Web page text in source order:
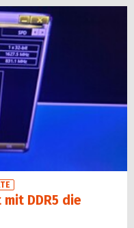
DDR5 die